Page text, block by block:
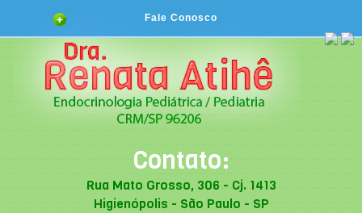
Contato:
Rua Mato Grosso, 306 - Cj. 1413
Higienópolis - São Paulo - SP
Fale Conosco